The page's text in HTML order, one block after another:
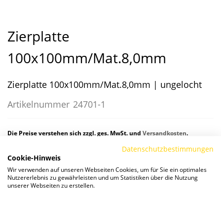
Anfang
der
Bildergalerie
springen
Zierplatte
100x100mm/Mat.8,0mm
Zierplatte 100x100mm/Mat.8,0mm | ungelocht
Artikelnummer 24701-1
Die Preise verstehen sich zzgl. ges. MwSt. und Versandkosten.
Verfügbarkeit:
Datenschutzbestimmungen
Cookie-Hinweis
Wir verwenden auf unseren Webseiten Cookies, um für Sie ein optimales
Nutzererlebnis zu gewährleisten und um Statistiken über die Nutzung
unserer Webseiten zu erstellen.